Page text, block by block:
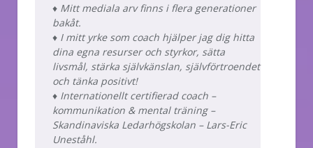
♦ Mitt mediala arv finns i flera generationer
bakåt.
♦ I mitt yrke som coach hjälper jag dig hitta
dina egna resurser och styrkor, sätta
livsmål, stärka självkänslan, självförtroendet
och tänka positivt!
♦ Internationellt certifierad coach –
kommunikation & mental träning –
Skandinaviska Ledarhögskolan – Lars-Eric
Uneståhl.